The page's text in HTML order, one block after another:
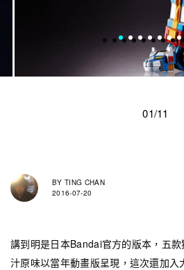
01/11
BY TING CHAN
2016-07-20
講到明是日本Bandai官方的版本，五
汁原味以當年動畫版呈現，這次還加